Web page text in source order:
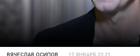
ВЯЧЕСЛАВ ОСИПОВ 17 ЯНВАРЯ 22:21